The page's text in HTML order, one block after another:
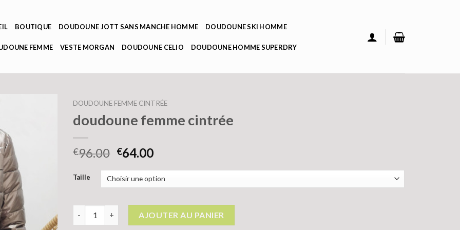
BOUTIQUE DOUDOUNE JOTT SANS MANCHE HOMME DOUDOUNE SKI HOMME
FEMME VESTE MORGAN DOUDOUNE CELIO DOUDOUNE HOMME SUPERDRY
DOUDOUNE FEMME CINTRÉE
doudoune femme cintrée
€96.00 €64.00
Taille
AJOUTER AU PANIER